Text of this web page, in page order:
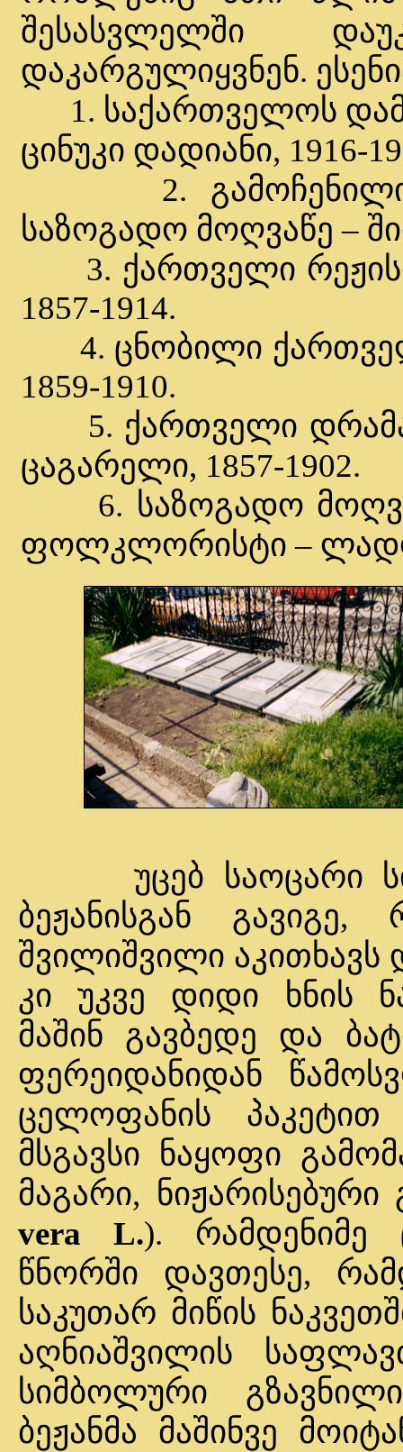
შესასვლელში
დაკარგულიყვნენ.
1. საქართველოს
ცინუკი დადიანი, 1916-
2. გამოჩენილი
საზოგადო მოღვაწე –
3. ქართველი
1857-1914.
4. ცნობილი
1859-1910.
5. ქართველი
ცაგარელი, 1857-1902.
6. საზოგადო
ფოლკლორისტი – ლადო
უცებ საოცარი
ბეჟანისგან
შვილიშვილი აკითხავს
კი უკვე დიდი ხნის
მაშინ გავბედე და
ფერეიდანიდან
ცელოფანის პაკეტით
მსგავსი ნაყოფი
მაგარი, ნიჟარისებური
vera L.). რამდენიმე
წნორში დავთესე,
საკუთარ მიწის
აღნიაშვილის
სიმბოლური
ბეჟანმა მაშინვე